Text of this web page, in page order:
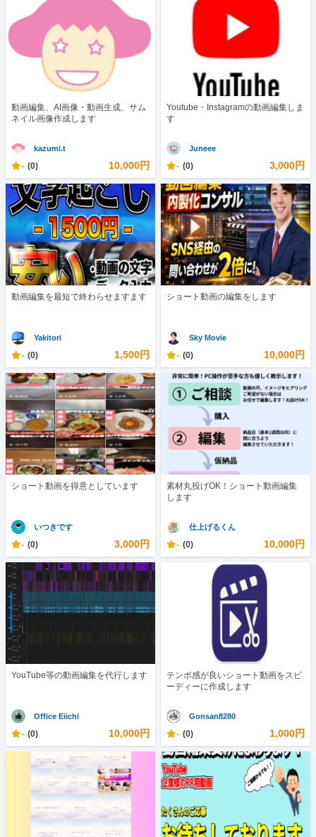
動画編集、AI画像・動画生成、サム
ネイル画像作成します
kazumi.t
- (0) 10,000円
Youtube・Instagramの動画編集しま
す
Juneee
- (0) 3,000円
動画編集を最短で終わらせますます
Yakitori
- (0) 1,500円
ショート動画の編集をします
Sky Movie
- (0) 10,000円
ショート動画を得意としています
いつきです
- (0) 3,000円
素材丸投げOK！ショート動画編集
します
仕上げるくん
- (0) 10,000円
YouTube等の動画編集を代行します
Office Eiichi
- (0) 10,000円
テンポ感が良いショート動画をスピ
ーディーに作成します
Gonsan8280
- (0) 1,000円